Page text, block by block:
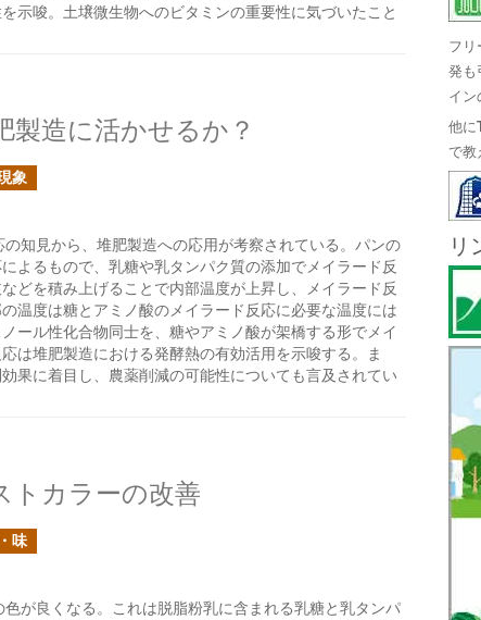
示唆。土壌微生物へのビタミンの重要性に気づいたこと
製造に活かせるか？
象
知見から、堆肥製造への応用が考察されている。パンの
よるもので、乳糖や乳タンパク質の添加でメイラード反
どを積み上げることで内部温度が上昇し、メイラード反
温度は糖とアミノ酸のメイラード反応に必要な温度には
ール性化合物同士を、糖やアミノ酸が架橋する形でメイ
は堆肥製造における発酵熱の有効活用を示唆する。ま
果に着目し、農薬削減の可能性についても言及されてい
トカラーの改善
味
が良くなる。これは脱脂粉乳に含まれる乳糖と乳タンパ
フリ
発も
イン
他に
で教
リ